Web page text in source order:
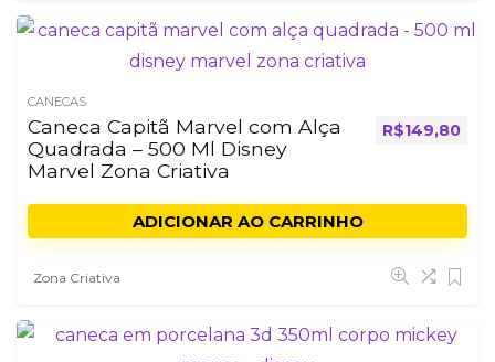
CANECAS
Caneca Capitã Marvel com Alça
Quadrada – 500 Ml Disney
Marvel Zona Criativa
R$149,80
ADICIONAR AO CARRINHO
Zona Criativa